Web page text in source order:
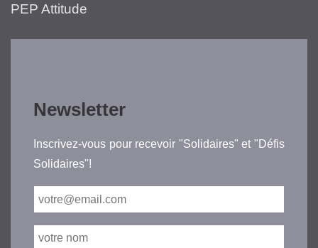
PEP Attitude
Newsletter
Inscrivez-vous pour recevoir "Solidaires" et "Défis
Solidaires"!